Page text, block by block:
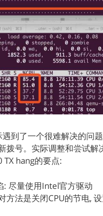
到了一个很难解决的问
拨号。实际调整和尝试
hang的要点:
: 尽量使用Intel官方驱动
方法是关闭CPU的节电,